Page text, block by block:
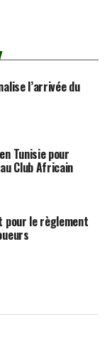
l’arrivée du
Tunisie pour
Club Africain
pour le règlement